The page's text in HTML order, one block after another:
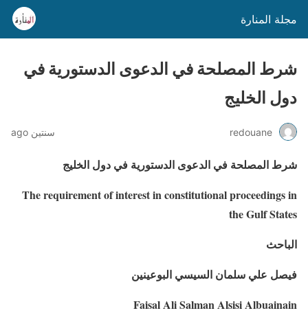
مجلة المنارة
شرط المصلحة في الدعوى الدستورية في
دول الخليج
redouane سنتين ago
شرط المصلحة في الدعوى الدستورية في دول الخليج
The requirement of interest in constitutional proceedings in
the Gulf States
الباحث
فيصل علي سلمان السيسي البوعينين
Faisal Ali Salman Alsisi Albuainain